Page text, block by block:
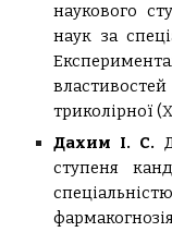
наукового
наук за
триколірної (
Дахим І. С.
ступеня